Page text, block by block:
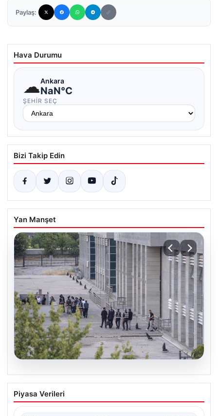
Paylaş:
Hava Durumu
☁Ankara
NaN°C
ŞEHIR SEÇ
Bizi Takip Edin
Yan Manşet
Etimesgut Belediye Soruşturmasında
Şok Gelişme: Başkan Yardımcısının
Piyasa Verileri